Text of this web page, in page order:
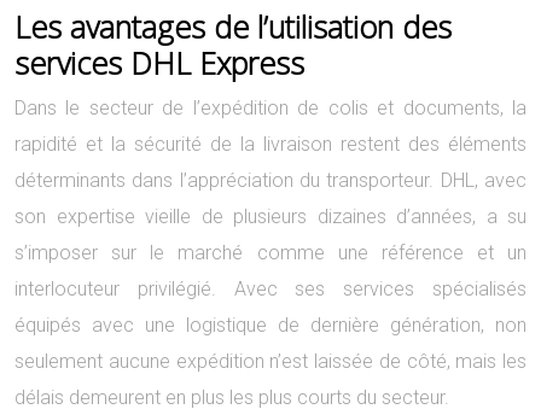
Les avantages de l’utilisation des
services DHL Express
Dans le secteur de l’expédition de colis et documents, la
rapidité et la sécurité de la livraison restent des éléments
déterminants dans l’appréciation du transporteur. DHL, avec
son expertise vieille de plusieurs dizaines d’années, a su
s’imposer sur le marché comme une référence et un
interlocuteur privilégié. Avec ses services spécialisés
équipés avec une logistique de dernière génération, non
seulement aucune expédition n’est laissée de côté, mais les
délais demeurent en plus les plus courts du secteur.